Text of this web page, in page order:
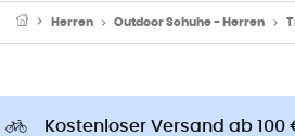
Herren Outdoor Schuhe - Herren
Kostenloser Versand ab 100